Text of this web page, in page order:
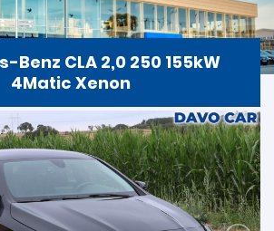
Benz CLA 2,0 250 155kW
4Matic Xenon